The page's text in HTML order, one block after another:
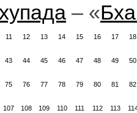
– «
11 12 13 14 15 16 17 18
43 44 45 46 47 48 49 50
75 76 77 78 79 80 81 82
107 108 109 110 111 112 113